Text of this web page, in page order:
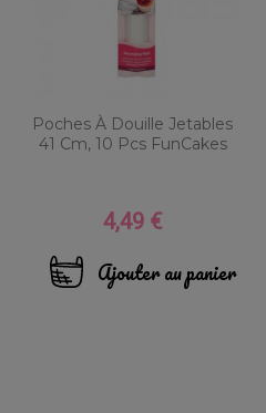
Poches À Douille Jetables
41 Cm, 10 Pcs FunCakes
Prix
4,49 €
Ajouter au panier